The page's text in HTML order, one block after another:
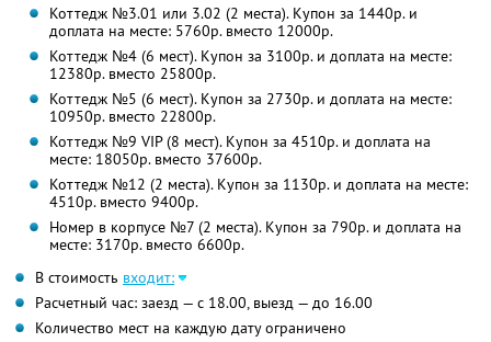
Коттедж №3.01 или 3.02 (2 места). Купон за 1440р. и
доплата на месте: 5760р. вместо 12000р.
Коттедж №4 (6 мест). Купон за 3100р. и доплата на месте:
12380р. вместо 25800р.
Коттедж №5 (6 мест). Купон за 2730р. и доплата на месте:
10950р. вместо 22800р.
Коттедж №9 VIP (8 мест). Купон за 4510р. и доплата на
месте: 18050р. вместо 37600р.
Коттедж №12 (2 места). Купон за 1130р. и доплата на месте:
4510р. вместо 9400р.
Номер в корпусе №7 (2 места). Купон за 790р. и доплата на
месте: 3170р. вместо 6600р.
В стоимость входит:
Расчетный час: заезд — с 18.00, выезд — до 16.00
Количество мест на каждую дату ограничено